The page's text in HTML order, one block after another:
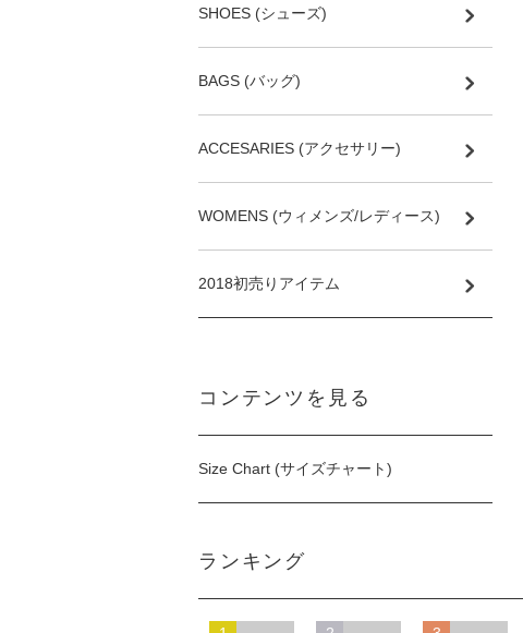
SHOES (シューズ)
BAGS (バッグ)
ACCESARIES (アクセサリー)
WOMENS (ウィメンズ/レディース)
2018初売りアイテム
コンテンツを見る
Size Chart (サイズチャート)
ランキング